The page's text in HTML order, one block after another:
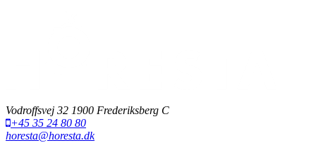
Vodroffsvej 32 1900 Frederiksberg C
+45 35 24 80 80
horesta@horesta.dk